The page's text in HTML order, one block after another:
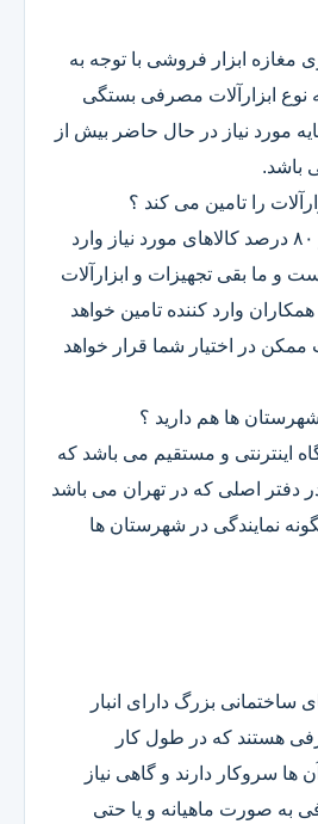
مغازه ابزار فروشی با توجه به
نوع ابزارآلات مصرفی بستگی
مورد نیاز در حال حاضر بیش از
را تامین می کند ؟
ابزار بلوط در بیش از ۸۰ درصد کالاهای مورد نیاز وارد
و ما بقی تجهیزات و ابزارآلات
وارد کننده تامین خواهد
در اختیار شما قرار خواهد
شهرستان ها هم دارید ؟
اینترنتی و مستقیم می باشد که
دفتر اصلی که در تهران می باشد
نمایندگی در شهرستان ها
ساختمانی بزرگ دارای انبار
هستند که در طول کار
ها سروکار دارند و گاهی نیاز
به صورت ماهیانه و یا حتی